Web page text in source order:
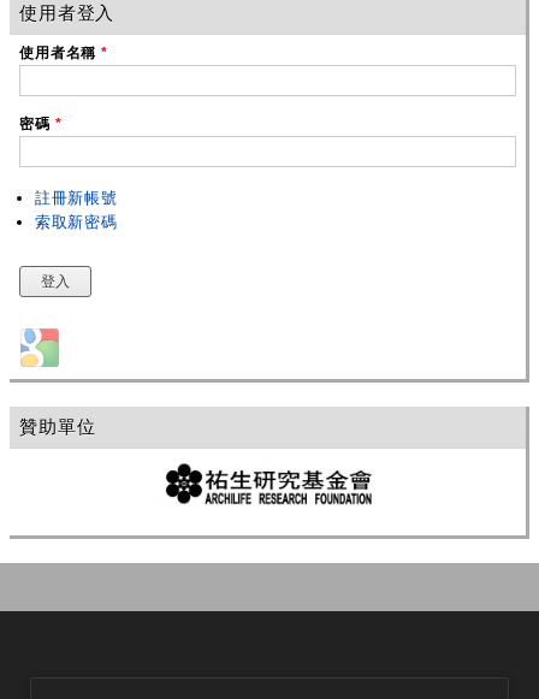
使用者登入
使用者名稱*
密碼 *
註冊新帳號
索取新密碼
Login with Google
贊助單位